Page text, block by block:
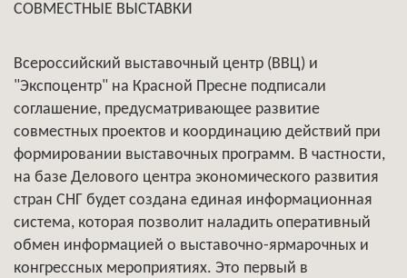
СОВМЕСТНЫЕ ВЫСТАВКИ
Всероссийский выставочный центр (ВВЦ) и
"Экспоцентр" на Красной Пресне подписали
соглашение, предусматривающее развитие
совместных проектов и координацию действий при
формировании выставочных программ. В частности,
на базе Делового центра экономического развития
стран СНГ будет создана единая информационная
система, которая позволит наладить оперативный
обмен информацией о выставочно-ярмарочных и
конгрессных мероприятиях. Это первый в